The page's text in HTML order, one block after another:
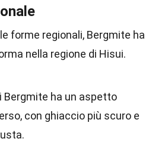
forme regionali, Bergmite ha
nella regione di Hisui.
Bergmite ha un aspetto
con ghiaccio più scuro e